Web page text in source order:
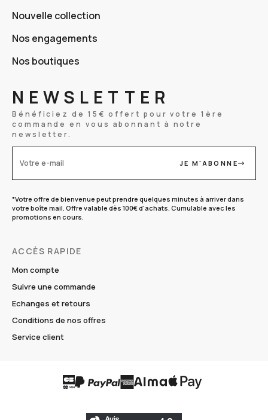
Nouvelle collection
Nos engagements
Nos boutiques
ACCÈS RAPIDE
Mon compte
Suivre une commande
Echanges et retours
Conditions de nos offres
Service client
NEWSLETTER
Bénéficiez de 15€ offert pour votre 1ère
commande en vous abonnant à notre
newsletter.
Votre e-mail JE M'ABONNE
*Votre offre de bienvenue peut prendre quelques minutes à arriver dans
votre boîte mail. Offre valable dès 100€ d'achats. Cumulable avec les
promotions en cours.